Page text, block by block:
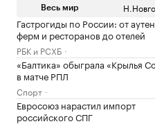
Весь мир
Гастрогиды по России: от
ферм и ресторанов до отелей
РБК и РСХБ
«Балтика» обыграла «Крылья
в матче РПЛ
Спорт
Евросоюз нарастил импорт
российского СПГ